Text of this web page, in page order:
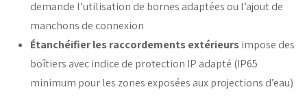
demande l’utilisation de bornes adaptées ou l’ajout de
manchons de connexion
Étanchéifier les raccordements extérieursimpose des
boîtiers avec indice de protection IP adapté (IP65
minimum pour les zones exposées aux projections d’eau)